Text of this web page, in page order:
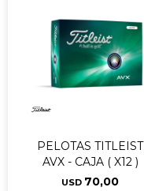
PELOTAS TITLEIST
AVX - CAJA ( X12 )
USD 70,00